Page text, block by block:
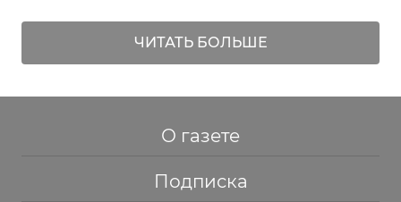
ЧИТАТЬ БОЛЬШЕ
О газете
Подписка